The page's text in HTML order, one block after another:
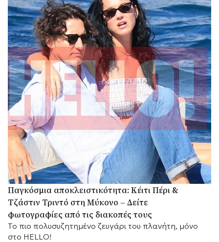
Παγκόσμια αποκλειστικότητα: Κέιτι Πέρι &
Τζάστιν Τριντό στη Μύκονο – Δείτε
φωτογραφίες από τις διακοπές τους
Το πιο πολυσυζητημένο ζευγάρι του πλανήτη, μόνο
στο HELLO!